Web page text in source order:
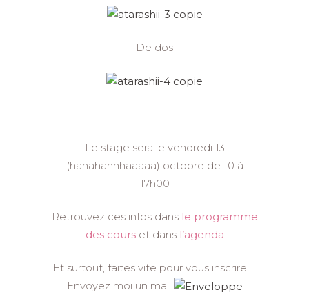
De dos
Le stage sera le vendredi 13
(hahahahhhaaaaa) octobre de 10 à
17h00
Retrouvez ces infos dansle programme
des cours et dans l’agenda
Et surtout, faites vite pour vous inscrire …
Envoyez moi un mail